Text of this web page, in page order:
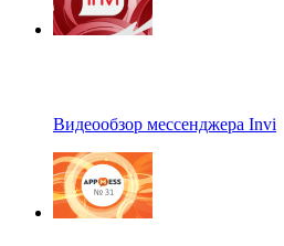
Видеообзор мессенджера Invi